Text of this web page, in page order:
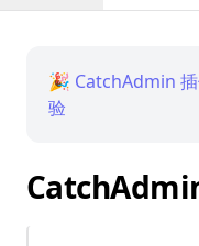
🎉 CatchAdmin
验